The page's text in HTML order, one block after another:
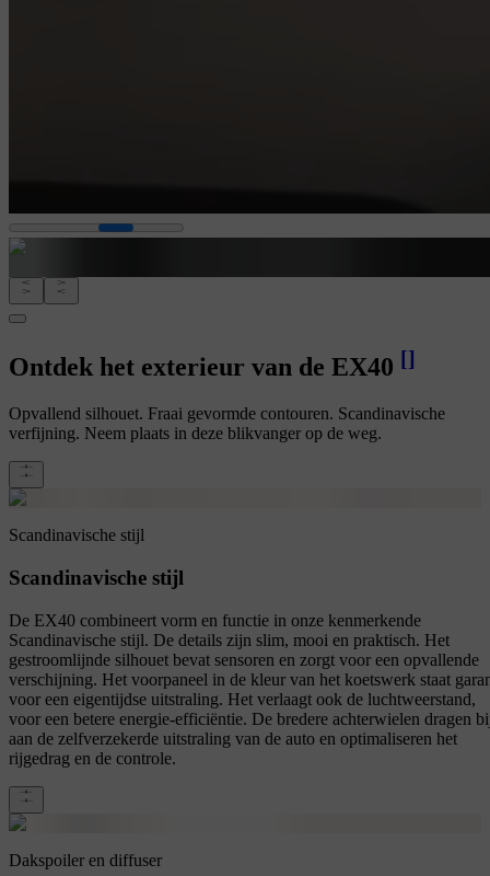
Ontdek het exterieur van de EX40 []
Opvallend silhouet. Fraai gevormde contouren. Scandinavische
verfijning. Neem plaats in deze blikvanger op de weg.
Scandinavische stijl
Scandinavische stijl
De EX40 combineert vorm en functie in onze kenmerkende
Scandinavische stijl. De details zijn slim, mooi en praktisch. Het
gestroomlijnde silhouet bevat sensoren en zorgt voor een opvallende
verschijning. Het voorpaneel in de kleur van het koetswerk staat
voor een eigentijdse uitstraling. Het verlaagt ook de luchtweerstand,
voor een betere energie-efficiëntie. De bredere achterwielen dragen
aan de zelfverzekerde uitstraling van de auto en optimaliseren het
rijgedrag en de controle.
Dakspoiler en diffuser